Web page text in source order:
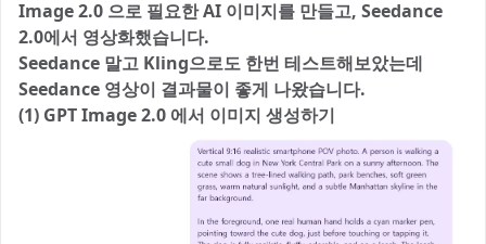
Image 2.0 으로 필요한 AI 이미지를 만들고, Seedance
2.0에서 영상화했습니다.
Seedance 말고 Kling으로도 한번 테스트해보았는데
Seedance 영상이 결과물이 좋게 나왔습니다.
(1) GPT Image 2.0 에서 이미지 생성하기